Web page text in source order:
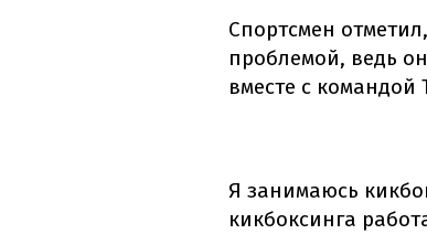
Спортсмен
проблемой, ведь
вместе с
Я занимаюсь
кикбоксинга